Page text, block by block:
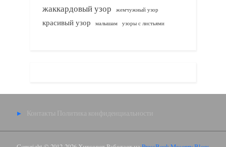
жаккардовый узор жемчужный узор
красивый узор малышам узоры с листьями
Контакты Политика конфиденциальности